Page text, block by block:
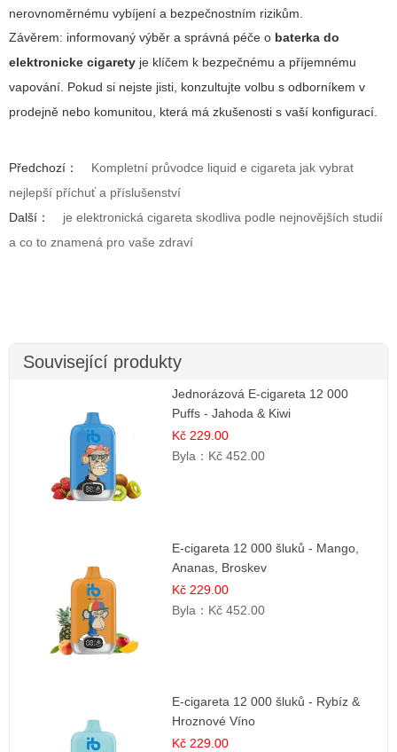
nerovnoměrnému vybíjení a bezpečnostním rizikům.
Závěrem: informovaný výběr a správná péče o baterka do
elektronicke cigarety je klíčem k bezpečnému a příjemnému
vapování. Pokud si nejste jisti, konzultujte volbu s odborníkem v
prodejně nebo komunitou, která má zkušenosti s vaší konfigurací.
Předchozí：
Kompletní průvodce liquid e cigareta jak vybrat
nejlepší příchuť a příslušenství
Další：
je elektronická cigareta skodliva podle nejnovějších studií
a co to znamená pro vaše zdraví
Související produkty
Jednorázová E-cigareta 12 000
Puffs - Jahoda & Kiwi
Kč 229.00
Byla： Kč 452.00
E-cigareta 12 000 šluků - Mango,
Ananas, Broskev
Kč 229.00
Byla： Kč 452.00
E-cigareta 12 000 šluků - Rybíz &
Hroznové Víno
Kč 229.00